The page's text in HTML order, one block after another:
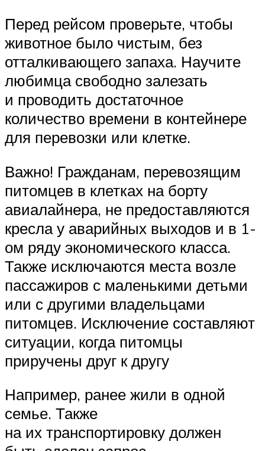
Перед рейсом проверьте, чтобы
животное было чистым, без
отталкивающего запаха. Научите
любимца свободно залезать
и проводить достаточное
количество времени в контейнере
для перевозки или клетке.
Важно! Гражданам, перевозящим
питомцев в клетках на борту
авиалайнера, не предоставляются
кресла у аварийных выходов и в 1-
ом ряду экономического класса.
Также исключаются места возле
пассажиров с маленькими детьми
или с другими владельцами
питомцев. Исключение составляют
ситуации, когда питомцы
приручены друг к другу
Например, ранее жили в одной
семье. Также
на их транспортировку должен